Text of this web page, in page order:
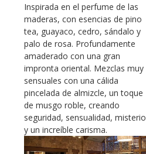
Inspirada en el perfume de las
maderas, con esencias de pino
tea, guayaco, cedro, sándalo y
palo de rosa. Profundamente
amaderado con una gran
impronta oriental. Mezclas muy
sensuales con una cálida
pincelada de almizcle, un toque
de musgo roble, creando
seguridad, sensualidad, misterio
y un increíble carisma.